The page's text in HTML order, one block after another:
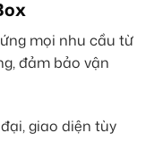
mọi nhu cầu từ
đảm bảo vận
giao diện tùy